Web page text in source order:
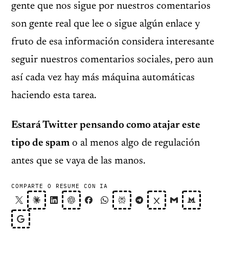
gente que nos sigue por nuestros comentarios
son gente real que lee o sigue algún enlace y
fruto de esa información considera interesante
seguir nuestros comentarios sociales, pero aun
así cada vez hay más máquina automáticas
haciendo esta tarea.
Estará Twitter pensando como atajar este
tipo de spam o al menos algo de regulación
antes que se vaya de las manos.
COMPARTE O RESUME CON IA